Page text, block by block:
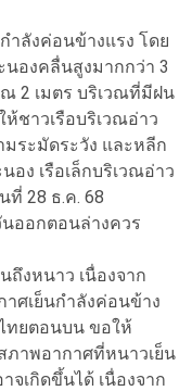
ลังค่อนข้างแรง โดย
องคลื่นสูงมากกว่า 3
2 เมตร บริเวณที่มีฝน
ชาวเรือบริเวณอ่าว
มระมัดระวัง และหลีก
อง เรือเล็กบริเวณอ่าว
ที่ 28 ธ.ค. 68
ออกตอนล่างควร
ถึงหนาว เนื่องจาก
ศเย็นกำลังค่อนข้าง
ทยตอนบน ขอให้
าพอากาศที่หนาวเย็น
จเกิดขึ้นได้ เนื่องจาก